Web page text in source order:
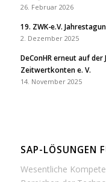
26. Februar 2026
19. ZWK-e.V.
2. Dezember 2025
DeConHR erneut auf
Zeitwertkonten e. V.
14. November 2025
SAP-LÖSUNGEN
Wesentliche